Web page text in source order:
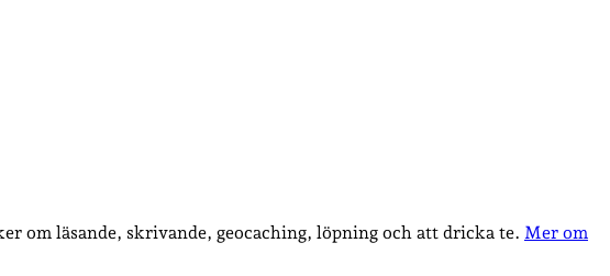
om läsande, skrivande, geocaching, löpning och att dricka te. Mer om